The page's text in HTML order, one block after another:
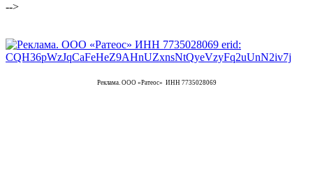
-->
Реклама. ООО «Ратеос» ИНН 7735028069